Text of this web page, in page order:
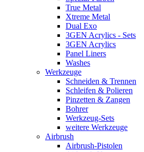
True Metal
Xtreme Metal
Dual Exo
3GEN Acrylics - Sets
3GEN Acrylics
Panel Liners
Washes
Werkzeuge
Schneiden & Trennen
Schleifen & Polieren
Pinzetten & Zangen
Bohrer
Werkzeug-Sets
weitere Werkzeuge
Airbrush
Airbrush-Pistolen